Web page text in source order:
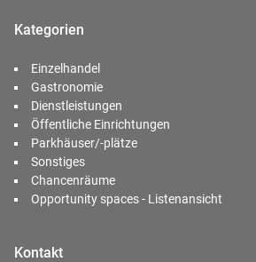
Kategorien
Einzelhandel
Gastronomie
Dienstleistungen
Öffentliche Einrichtungen
Parkhäuser/-plätze
Sonstiges
Chancenräume
Opportunity spaces - Listenansicht
Kontakt